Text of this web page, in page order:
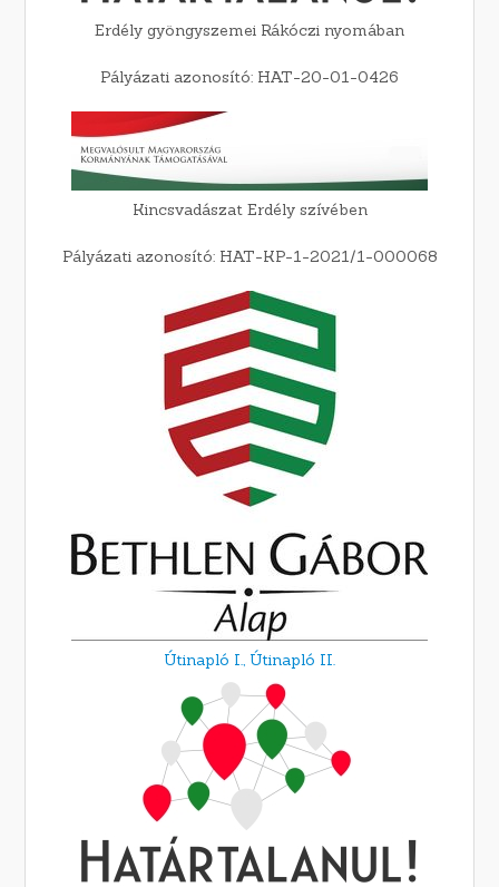
Erdély gyöngyszemei Rákóczi nyomában
Pályázati azonosító: HAT-20-01-0426
Kincsvadászat Erdély szívében
Pályázati azonosító: HAT-KP-1-2021/1-000068
Útinapló I., Útinapló II.